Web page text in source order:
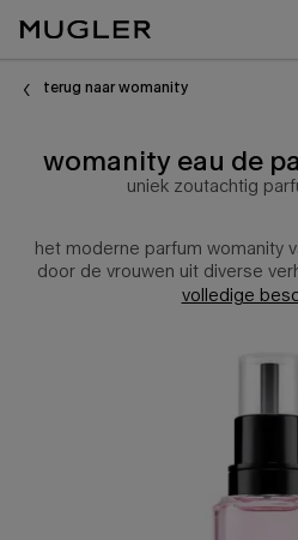
terug naar womanity
womanity eau de
uniek zoutachtig
het moderne parfum womanity
door de vrouwen uit diverse
volledige